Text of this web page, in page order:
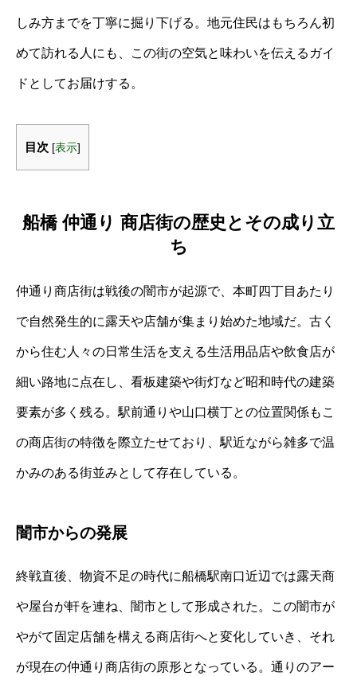
しみ方までを丁寧に掘り下げる。地元住民はもちろん初
めて訪れる人にも、この街の空気と味わいを伝えるガイ
ドとしてお届けする。
目次 [表示]
船橋 仲通り 商店街の歴史とその成り立
ち
仲通り商店街は戦後の闇市が起源で、本町四丁目あたり
で自然発生的に露天や店舗が集まり始めた地域だ。古く
から住む人々の日常生活を支える生活用品店や飲食店が
細い路地に点在し、看板建築や街灯など昭和時代の建築
要素が多く残る。駅前通りや山口横丁との位置関係もこ
の商店街の特徴を際立たせており、駅近ながら雑多で温
かみのある街並みとして存在している。
闇市からの発展
終戦直後、物資不足の時代に船橋駅南口近辺では露天商
や屋台が軒を連ね、闇市として形成された。この闇市が
やがて固定店舗を構える商店街へと変化していき、それ
が現在の仲通り商店街の原形となっている。通りのアー